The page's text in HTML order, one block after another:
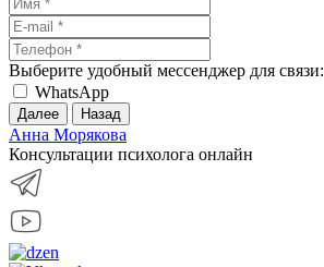
Выберите удобный мессенджер для связи:
WhatsApp
Далее Назад
Анна Морякова
Консультации психолога онлайн